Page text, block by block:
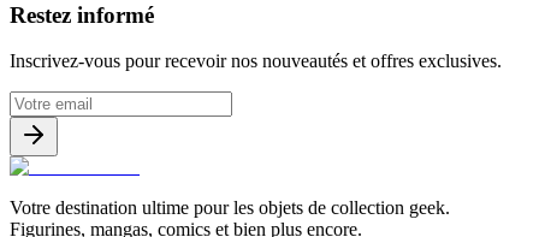
Restez informé
Inscrivez-vous pour recevoir nos nouveautés et offres exclusives.
Votre destination ultime pour les objets de collection geek.
Figurines, mangas, comics et bien plus encore.